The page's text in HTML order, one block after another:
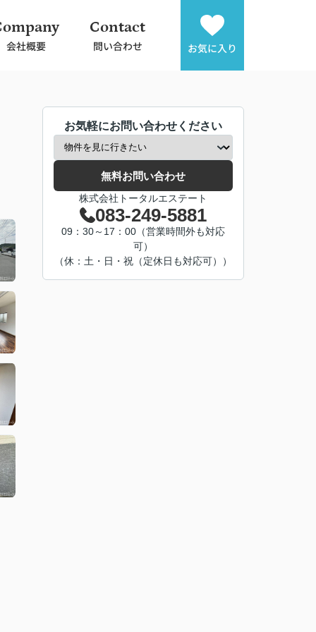
会社概要
Contact
問い合わせ お気に入り
お気軽にお問い合わせください
無料お問い合わせ
株式会社トータルエステート
083-249-5881
09：30～17：00（営業時間外も対応
可）
（休：土・日・祝（定休日も対応可））